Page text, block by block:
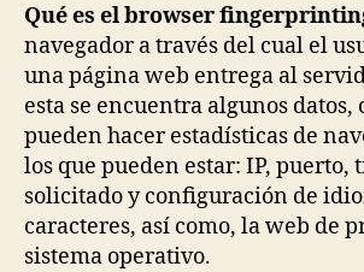
Qué es el browser
navegador a través del cual el
una página web entrega al
esta se encuentra algunos datos,
pueden hacer estadísticas de
los que pueden estar: IP, puerto,
solicitado y configuración de
caracteres, así como, la web de
sistema operativo.